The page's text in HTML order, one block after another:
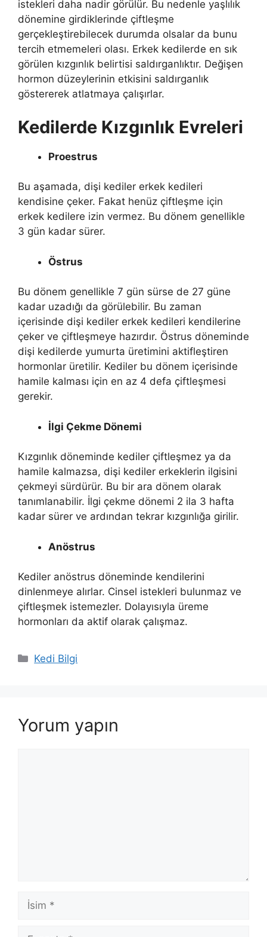
istekleri daha nadir görülür. Bu nedenle yaşlılık
dönemine girdiklerinde çiftleşme
gerçekleştirebilecek durumda olsalar da bunu
tercih etmemeleri olası. Erkek kedilerde en sık
görülen kızgınlık belirtisi saldırganlıktır. Değişen
hormon düzeylerinin etkisini saldırganlık
göstererek atlatmaya çalışırlar.
Kedilerde Kızgınlık Evreleri
Proestrus
Bu aşamada, dişi kediler erkek kedileri
kendisine çeker. Fakat henüz çiftleşme için
erkek kedilere izin vermez. Bu dönem genellikle
3 gün kadar sürer.
Östrus
Bu dönem genellikle 7 gün sürse de 27 güne
kadar uzadığı da görülebilir. Bu zaman
içerisinde dişi kediler erkek kedileri kendilerine
çeker ve çiftleşmeye hazırdır. Östrus döneminde
dişi kedilerde yumurta üretimini aktifleştiren
hormonlar üretilir. Kediler bu dönem içerisinde
hamile kalması için en az 4 defa çiftleşmesi
gerekir.
İlgi Çekme Dönemi
Kızgınlık döneminde kediler çiftleşmez ya da
hamile kalmazsa, dişi kediler erkeklerin ilgisini
çekmeyi sürdürür. Bu bir ara dönem olarak
tanımlanabilir. İlgi çekme dönemi 2 ila 3 hafta
kadar sürer ve ardından tekrar kızgınlığa girilir.
Anöstrus
Kediler anöstrus döneminde kendilerini
dinlenmeye alırlar. Cinsel istekleri bulunmaz ve
çiftleşmek istemezler. Dolayısıyla üreme
hormonları da aktif olarak çalışmaz.
Kategoriler
Kedi Bilgi
Yorum yapın
İsim